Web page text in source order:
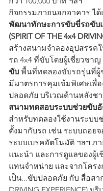
กิจกรรมภายนอกอาคาร ได้
พัฒนาทักษะการขับขี่รถขับ
(SPIRIT OF THE 4x4
สร้างสนามจำลองอุปสรรค
รถ 4x4 ที่ขับโดยผู้เชี่ยวชาญ
ขับ พื้นที่ทดลองขับรถรุ่นที่ผู้
มีมาตรการคุมเข้มพิเศษเพื่
ปลอดภัย บริเวณด้านหลังชา
สนามทดสอบระบบช่วยขับ
สำหรับทดลองใช้งานระบบ
ตั้งมากับรถ เช่น ระบบถอย
ระบบเบรคอัตโนมัติ ฯลฯ ภ
แนะนำ และการดูแลของผู้
แทนจำหน่าย และจากโคร
เป็น...ขับปลอดภัย กับ สื่อสาก